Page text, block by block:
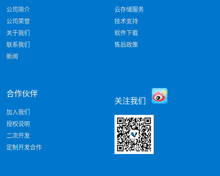
公司简介
公司荣誉
关于我们
联系我们
新闻
云存储服务
技术支持
软件下载
售后政策
合作伙伴
加入我们
授权说明
二次开发
定制开发合作
关注我们